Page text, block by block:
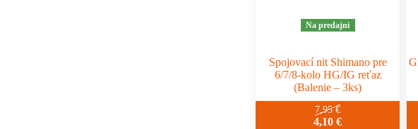
Na predajni
Spojovací nit Shimano pre
6/7/8-kolo HG/IG reťaz
(Balenie – 3ks)
7,95€
4,10€